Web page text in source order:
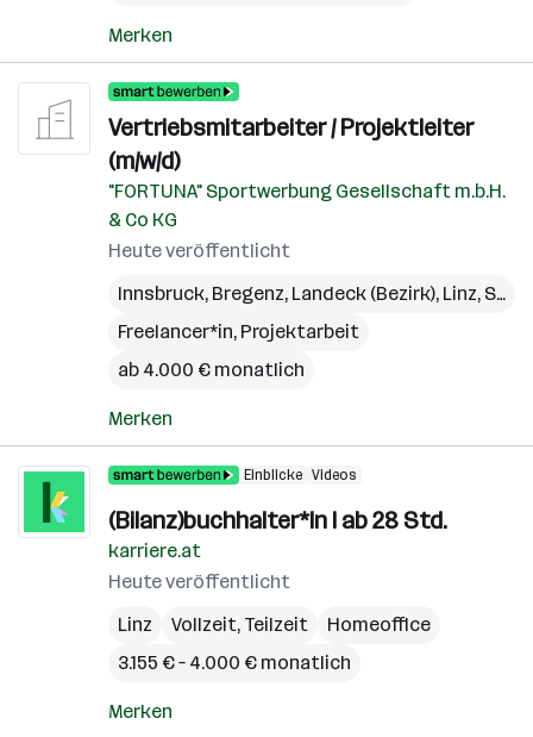
Merken
Vertriebsmitarbeiter / Projektleiter
(m/w/d)
"FORTUNA" Sportwerbung Gesellschaft m.b.H.
& Co KG
Heute veröffentlicht
Innsbruck, Bregenz, Landeck (Bezirk), Linz, St. Pölten
Freelancer*in, Projektarbeit
ab 4.000 € monatlich
Merken
Einblicke Videos
(Bilanz)buchhalter*In I ab 28 Std.
karriere.at
Heute veröffentlicht
Linz
Vollzeit, Teilzeit
Homeoffice
3.155 € – 4.000 € monatlich
Merken